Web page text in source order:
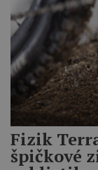
Fizik
špičkové